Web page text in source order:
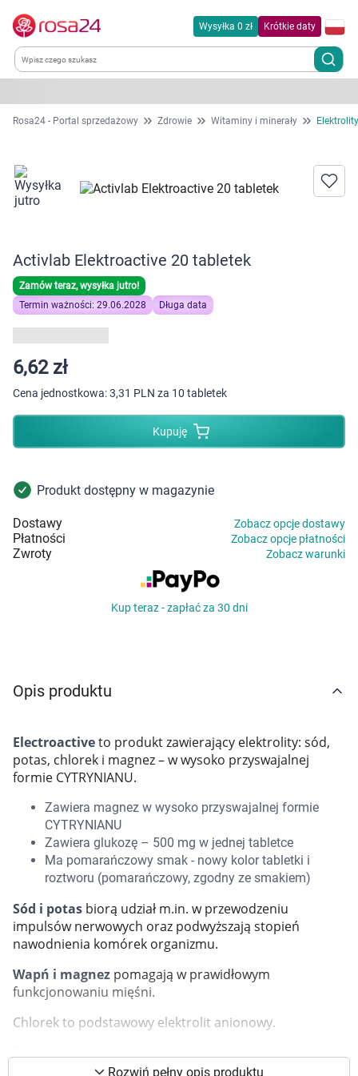
Korzystamy z plików cookies w celu
preferencji. Więcej informacji znajdziesz w
Wysyłka 0 zł Krótkie daty
Kategorie
Dla zwierząt
Zdrowie
Kobieta w ciąży i mama
Dziecko
Higiena
Kosmetyki
Mężczyzna
Zdrowy styl życia
Sprzęt medyczny
Grupy produktowe
Marki
Rosa24 - Portal sprzedażowy Zdrowie Witaminy i minerały Elektrolity
Activlab Elektroactive 20 tabletek
Zamów teraz, wysyłka jutro!
Termin ważności: 29.06.2028
Długa data
6,62 zł
Cena jednostkowa:3,31 PLN za 10 tabletek
Kupuję
Produkt dostępny w magazynie
Dostawy Zobacz opcje dostawy
Płatności Zobacz opcje płatności
Zwroty Zobacz warunki
Kup teraz - zapłać za 30 dni
Opis produktu
Electroactiveto produkt zawierający elektrolity: sód,
potas, chlorek i magnez – w wysoko przyswajalnej
formie CYTRYNIANU.
Zawiera magnez w wysoko przyswajalnej formie
CYTRYNIANU
Zawiera glukozę – 500 mg w jednej tabletce
Ma pomarańczowy smak - nowy kolor tabletki i
roztworu (pomarańczowy, zgodny ze smakiem)
Sód i potas biorą udział m.in. w przewodzeniu
impulsów nerwowych oraz podwyższają stopień
nawodnienia komórek organizmu.
Wapń i magnez pomagają w prawidłowym
funkcjonowaniu mięśni.
Chlorek to podstawowy elektrolit anionowy.
Rozwiń pełny opis produktu